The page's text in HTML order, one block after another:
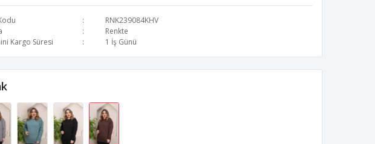
RNK239084KHV
Renkte
Kargo Süresi
1 İş Günü